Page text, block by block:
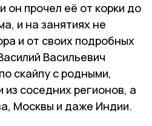
он прочел её от корки до
и на занятиях не
и от своих подробных
Васильевич
скайпу с родными,
соседних регионов, а
Москвы и даже Индии.